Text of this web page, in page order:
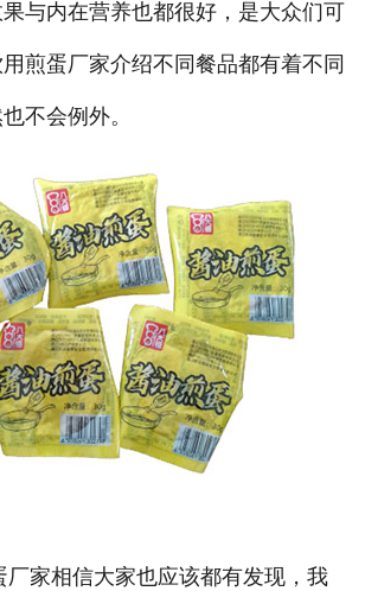
与内在营养也都很好，是大众们可
煎蛋厂家介绍不同餐品都有着不同
不会例外。
相信大家也应该都有发现，我